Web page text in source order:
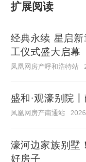
扩展阅读
经典永续 星启
工仪式盛大启幕
凤凰网房产呼和浩特站
盛和·观濠别院
凤凰网房产南通站
濠河边家族别墅
好房子